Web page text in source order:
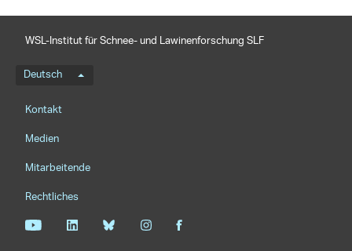
WSL-Institut für Schnee- und Lawinenforschung SLF
Sprachmenü
Deutsch
Footernavigation
Kontakt
Medien
Mitarbeitende
Rechtliches